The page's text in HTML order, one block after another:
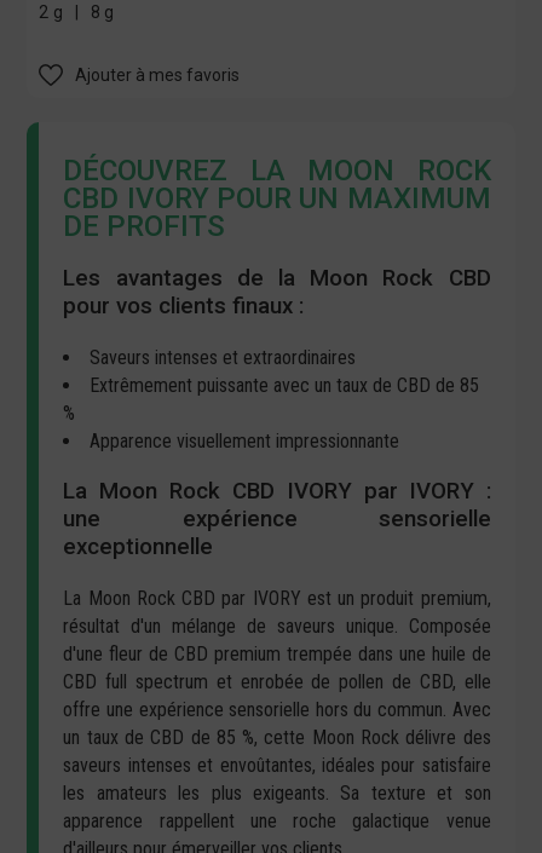
2 g 8 g
Ajouter à mes favoris
DÉCOUVREZ LA MOON ROCK
CBD IVORY POUR UN MAXIMUM
DE PROFITS
Les avantages de la Moon Rock CBD
pour vos clients finaux :
Saveurs intenses et extraordinaires
Extrêmement puissante avec un taux de CBD de 85
%
Apparence visuellement impressionnante
La Moon Rock CBD IVORY par IVORY :
une expérience sensorielle
exceptionnelle
La Moon Rock CBD par IVORY est un produit premium,
résultat d'un mélange de saveurs unique. Composée
d'une fleur de CBD premium trempée dans une huile de
CBD full spectrum et enrobée de pollen de CBD, elle
offre une expérience sensorielle hors du commun. Avec
un taux de CBD de 85 %, cette Moon Rock délivre des
saveurs intenses et envoûtantes, idéales pour satisfaire
les amateurs les plus exigeants. Sa texture et son
apparence rappellent une roche galactique venue
d'ailleurs pour émerveiller vos clients.